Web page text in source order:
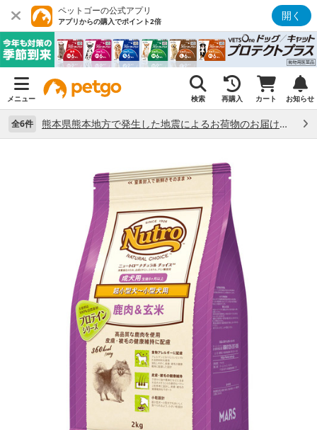
ペットゴーの公式アプリ
アプリからの購入でポイント2倍 開く
メニュー 検索 再購入 カート お知らせ
全6件 熊本県熊本地方で発生した地震によるお荷物のお届け状況について （7/28）